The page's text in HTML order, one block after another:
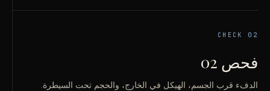
CHECK 02
فحص 02
الدفء قرب الجسم، الهيكل في الخارج، والحجم تحت السيطرة.